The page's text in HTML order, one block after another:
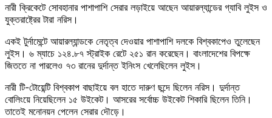
নারী ক্রিকেটে সোবহানার পাশাপাশি সেরার লড়াইয়ে আছেন আয়ারল্যান্ডের গ্যাবি লুইস ও
যুক্তরাষ্ট্রের টারা নরিস।
একই টুর্নামেন্টে আয়ারল্যান্ডকে নেতৃত্ব দেওয়ার পাশাপাশি দলকে বিশ্বকাপেও তুলেছেন
লুইস। ৬ ম্যাচে ১২৪.৮৭ স্ট্রাইক রেটে ২৫১ রান করেছেন। বাংলাদেশের বিপক্ষে
জিততে না পারলেও ৭৩ রানের দুর্দান্ত ইনিংস খেলেছিলেন লুইস।
নারী টি-টোয়েন্টি বিশ্বকাপ বাছাইয়ে বল হাতে দারুণ ছন্দে ছিলেন নরিস। দুর্দান্ত
বোলিংয়ে নিয়েছিলেন ১৫ উইকেট। আসরের সর্বোচ্চ উইকেট শিকারি ছিলেন তিনি।
তাতেই মনোনয়ন পেলেন সেরার দৌড়ে।